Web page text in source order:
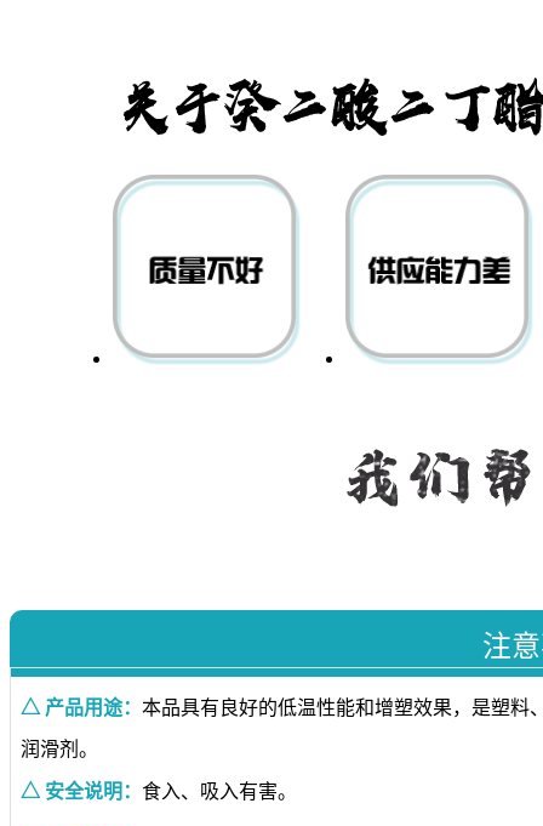
注
△ 产品用途： 本品具有良好的低温性能和增塑效果，是塑料
润滑剂。
△ 安全说明： 食入、吸入有害。